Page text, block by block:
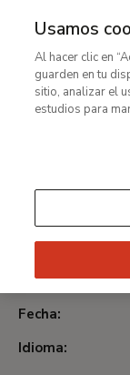
MENÚ
contenido
principal
Could not
Fecha:
Idioma:
Usamos
Al hacer clic en
guarden en tu
sitio, analizar el
estudios para